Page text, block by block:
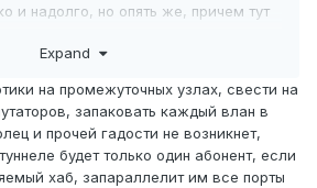
и надолго, но опять же, причем тут
Expand
на промежуточных узлах, свести на
запаковать каждый влан в
и прочей гадости не возникнет,
будет только один абонент, если
хаб, запараллелит им все порты